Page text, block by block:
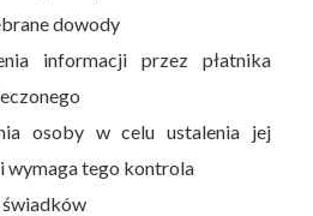
dowody
informacji przez płatnika
osoby w celu ustalenia jej
wymaga tego kontrola
świadków